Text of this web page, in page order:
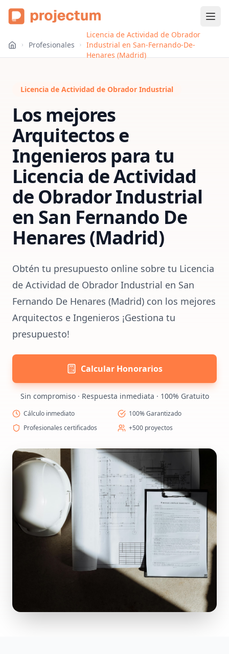
Profesionales
Licencia de Actividad de Obrador
Industrial en San-Fernando-De-
Henares (Madrid)
Licencia de Actividad de Obrador Industrial
Los mejores
Arquitectos e
Ingenieros para tu
Licencia de Actividad
de Obrador Industrial
en San Fernando De
Henares (Madrid)
Obtén tu presupuesto online sobre tu Licencia
de Actividad de Obrador Industrial en San
Fernando De Henares (Madrid) con los mejores
Arquitectos e Ingenieros ¡Gestiona tu
presupuesto!
Calcular Honorarios
Sin compromiso · Respuesta inmediata · 100% Gratuito
Cálculo inmediato
100% Garantizado
Profesionales certificados
+500 proyectos